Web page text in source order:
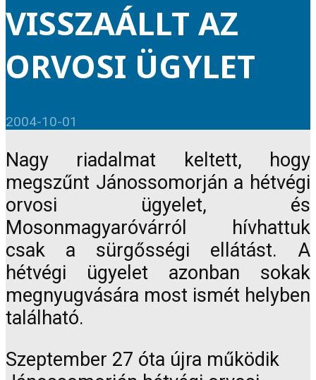
VISSZAÁLLT AZ
ORVOSI ÜGYLET
2004-10-01
Nagy riadalmat keltett, hogy
megszűnt Jánossomorján a hétvégi
orvosi ügyelet, és
Mosonmagyaróvárról hívhattuk
csak a sürgősségi ellátást. A
hétvégi ügyelet azonban sokak
megnyugvására most ismét helyben
található.
Szeptember 27 óta újra működik